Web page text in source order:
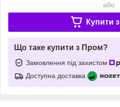
або
Купити з
Що таке купити з Пром?
Замовлення під захистом
Доступна доставка